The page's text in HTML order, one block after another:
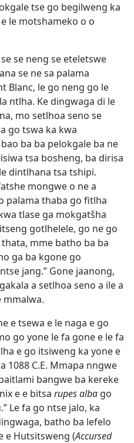
tse go begilweng ka
le motshameko o o
se neng se eteletswe
se ne sa palama
Blanc, le go neng go le
ntlha. Ke dingwaga di le
mo setlhoa seno se
go tswa ka kwa
ba ba pelokgale ba ne
tsa bosheng, ba dirisa
dintlhana tsa tshipi.
mongwe o ne a
palama thaba go fitlha
tlase ga mokgatšha
gotlhelele, go ne go
mme batho ba ba
ga ba kgone go
jang.” Gone jaanong,
a setlhoa seno a ile a
mmalwa.
e tsewa e le naga e go
go yone le fa gone e le fa
e go itsiweng ka yone e
1088 C.E. Mmapa nngwe
bangwe ba kereke
e e bitsa rupes alba go
Le fa go ntse jalo, ka
batho ba lefelo
e Hutsitsweng (Accursed